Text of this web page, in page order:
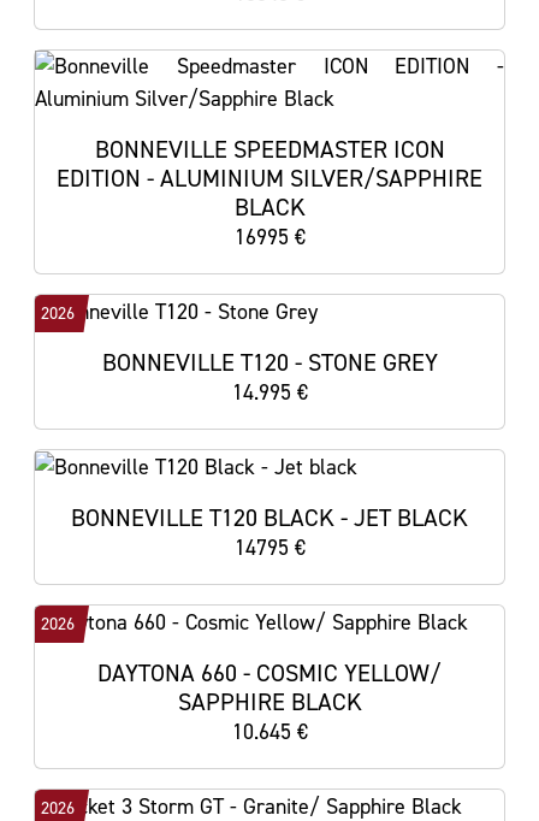
BONNEVILLE SPEEDMASTER ICON
EDITION - ALUMINIUM SILVER/SAPPHIRE
BLACK
16995 €
2026
BONNEVILLE T120 - STONE GREY
14.995 €
BONNEVILLE T120 BLACK - JET BLACK
14795 €
2026
DAYTONA 660 - COSMIC YELLOW/
SAPPHIRE BLACK
10.645 €
2026